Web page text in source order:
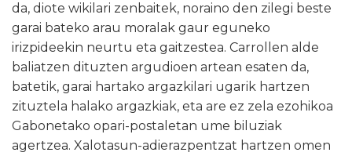
da, diote wikilari zenbaitek, noraino den zilegi beste
garai bateko arau moralak gaur eguneko
irizpideekin neurtu eta gaitzestea. Carrollen alde
baliatzen dituzten argudioen artean esaten da,
batetik, garai hartako argazkilari ugarik hartzen
zituztela halako argazkiak, eta are ez zela ezohikoa
Gabonetako opari-postaletan ume biluziak
agertzea. Xalotasun-adierazpentzat hartzen omen